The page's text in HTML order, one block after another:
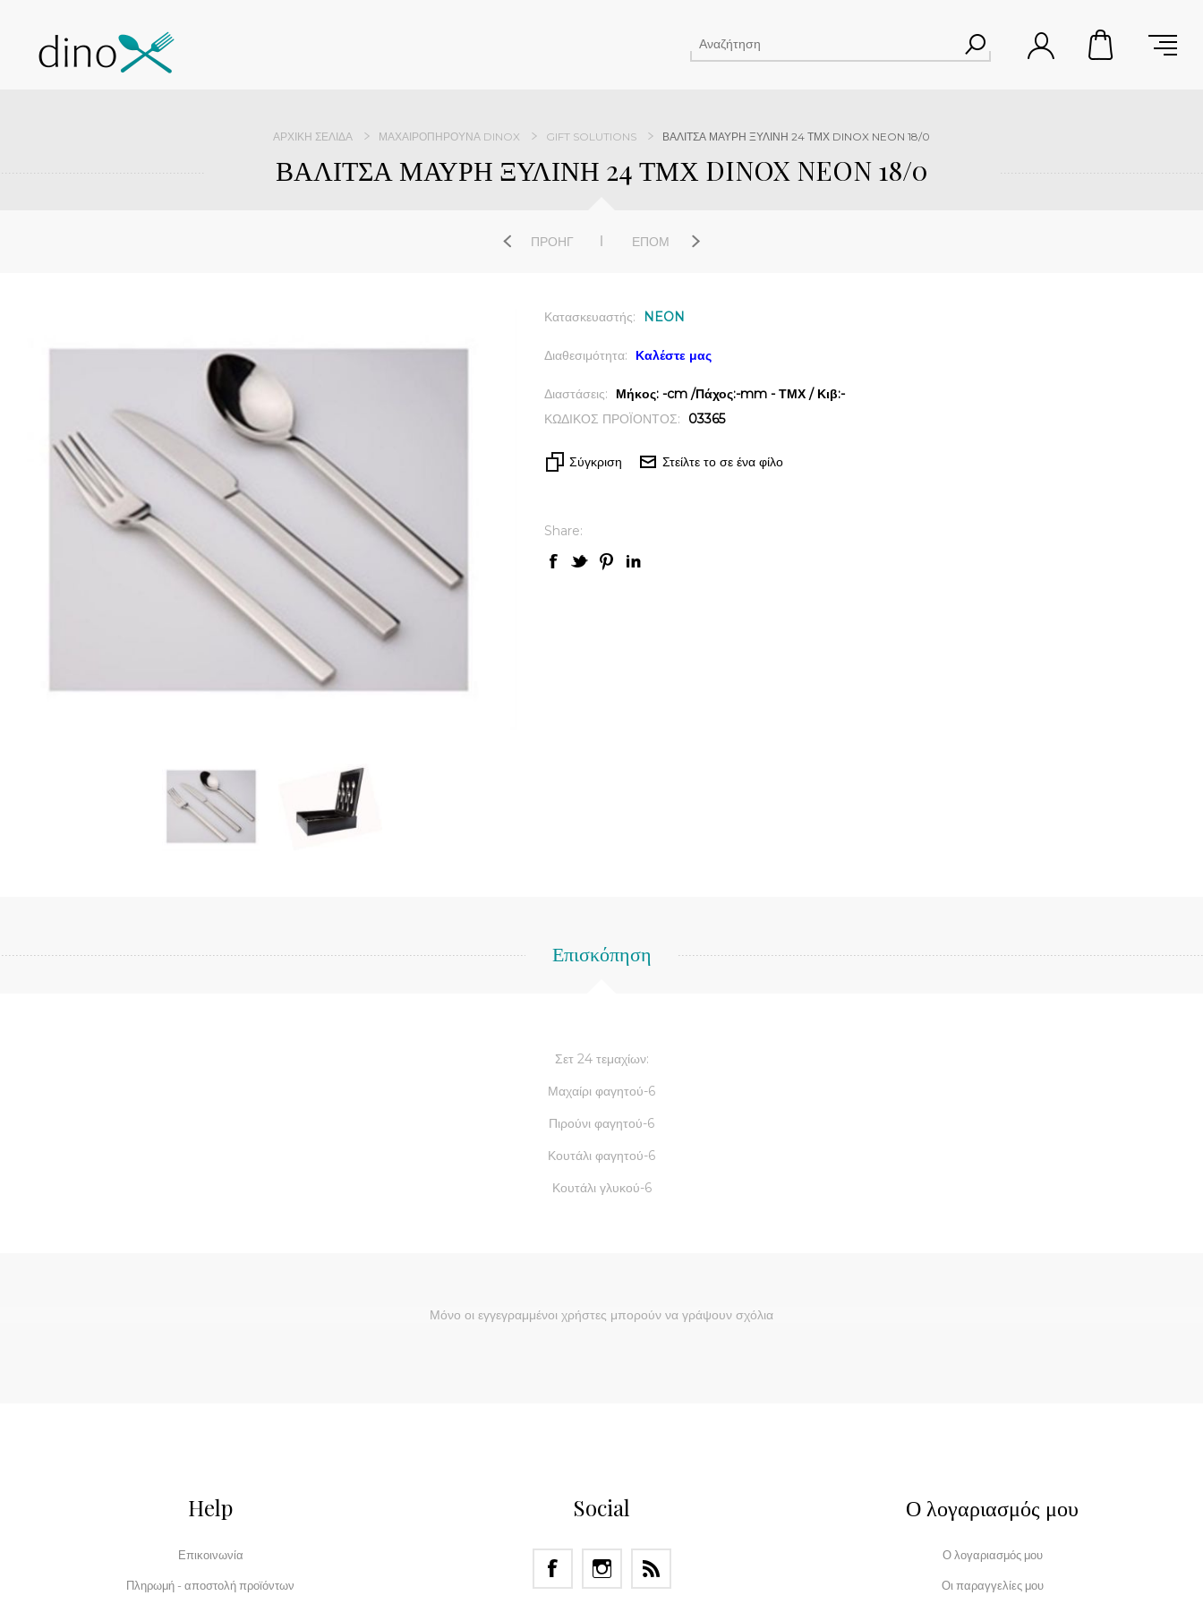
ΑΡΧΙΚΉ ΣΕΛΊΔΑ ΜΑΧΑΙΡΟΠΉΡΟΥΝΑ DINOX GIFT SOLUTIONS ΒΑΛΙΤΣΑ ΜΑΥΡΗ ΞΥΛΙΝΗ 24 ΤΜΧ DINOX NEON 18/0
ΒΑΛΙΤΣΑ ΜΑΥΡΗ ΞΥΛΙΝΗ 24 ΤΜΧ DINOX NEON 18/0
ΠΡΟΗΓ ΕΠΌΜ
Κατασκευαστής: NEON
Διαθεσιμότητα: Καλέστε μας
Διαστάσεις:
Μήκος: -cm /Πάχος:-mm - ΤΜΧ / Κιβ:-
ΚΩΔΙΚΟΣ ΠΡΟΪΟΝΤΟΣ:
03365
Σύγκριση Στείλτε το σε ένα φίλο
Share:
Επισκόπηση
Σετ 24 τεμαχίων:
Μαχαίρι φαγητού-6
Πιρούνι φαγητού-6
Κουτάλι φαγητού-6
Κουτάλι γλυκού-6
Μόνο οι εγγεγραμμένοι χρήστες μπορούν να γράψουν σχόλια
Help
Επικοινωνία
Πληρωμή - αποστολή προϊόντων
Social Ο λογαριασμός μου
Ο λογαριασμός μου
Οι παραγγελίες μου